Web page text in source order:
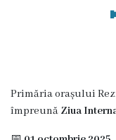
Zile
Primăria orașului
împreună Ziua